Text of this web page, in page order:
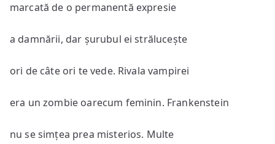
marcată de o permanentă expresie
a damnării, dar șurubul ei strălucește
ori de câte ori te vede. Rivala vampirei
era un zombie oarecum feminin. Frankenstein
nu se simțea prea misterios. Multe